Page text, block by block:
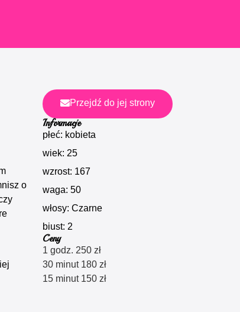
o
Przejdź do jej strony
Informacje
płeć: kobieta
wiek: 25
wzrost: 167
waga: 50
włosy: Czarne
biust: 2
Ceny
1 godz. 250 zł
30 minut 180 zł
15 minut 150 zł